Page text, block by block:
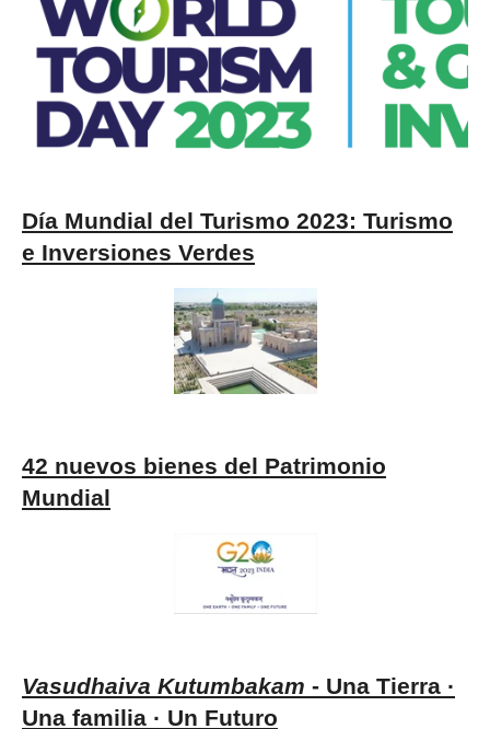
Día Mundial del Turismo 2023: Turismo
e Inversiones Verdes
42 nuevos bienes del Patrimonio
Mundial
Vasudhaiva Kutumbakam - Una Tierra ·
Una familia · Un Futuro